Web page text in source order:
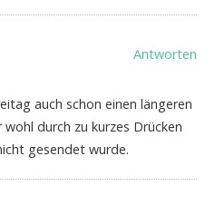
Antworten
auch schon einen längeren
durch zu kurzes Drücken
gesendet wurde.